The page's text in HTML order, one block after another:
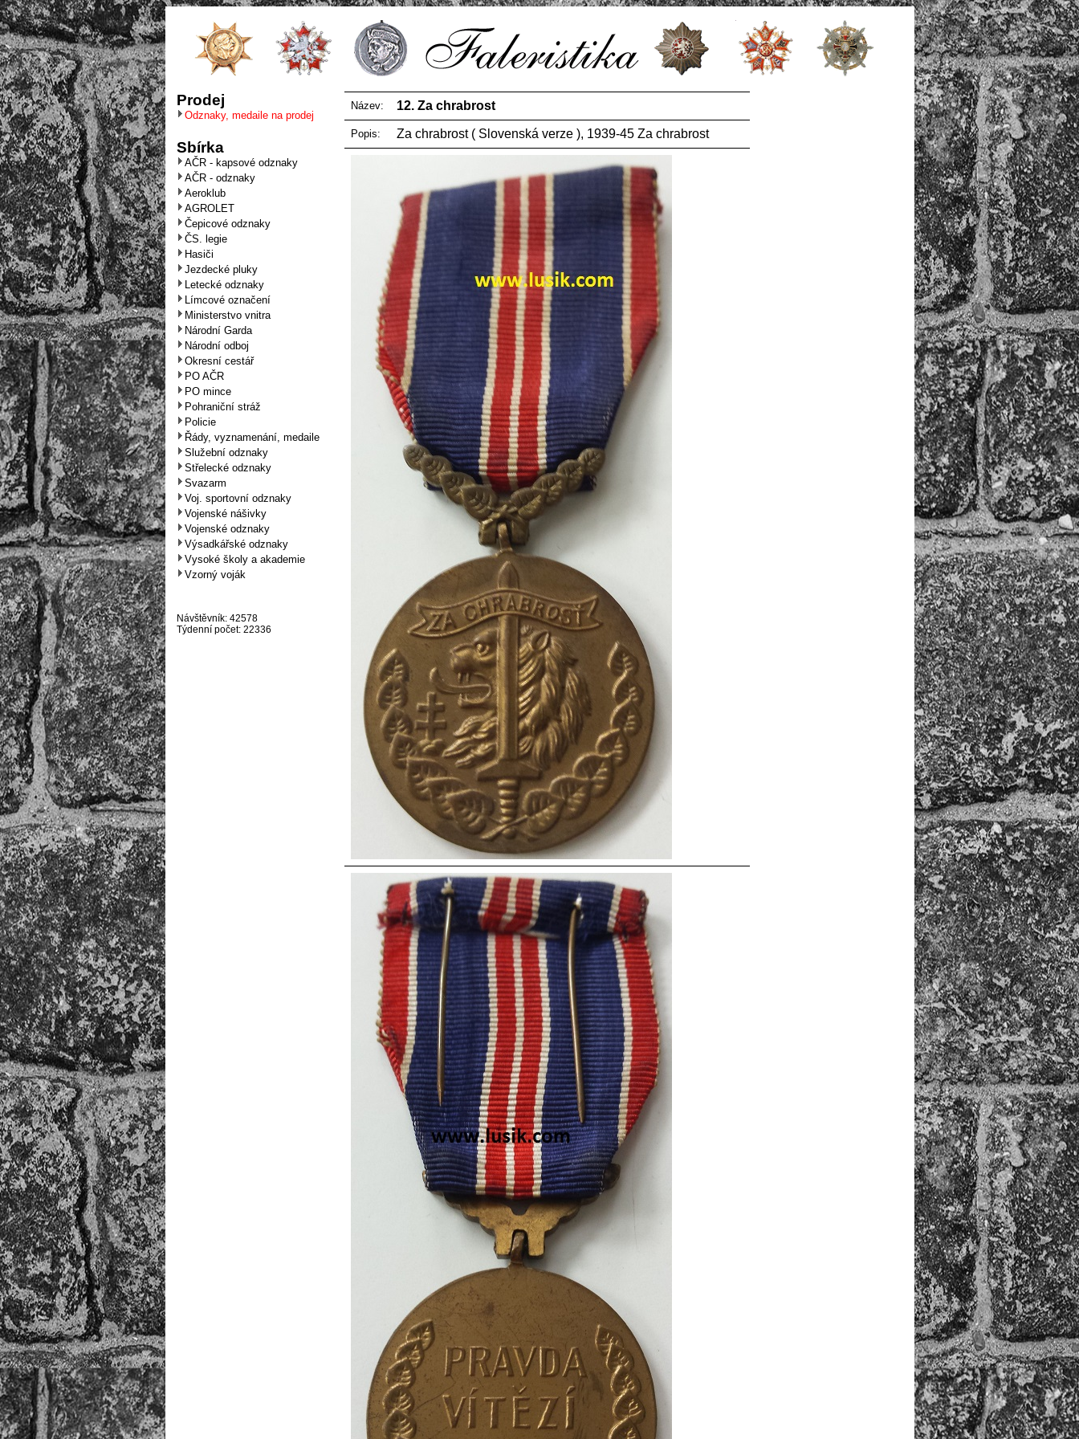
Prodej
Odznaky, medaile na prodej
Sbírka
AČR - kapsové odznaky
AČR - odznaky
Aeroklub
AGROLET
Čepicové odznaky
ČS. legie
Hasiči
Jezdecké pluky
Letecké odznaky
Límcové označení
Ministerstvo vnitra
Národní Garda
Národní odboj
Okresní cestář
PO AČR
PO mince
Pohraniční stráž
Policie
Řády, vyznamenání, medaile
Služební odznaky
Střelecké odznaky
Svazarm
Voj. sportovní odznaky
Vojenské nášivky
Vojenské odznaky
Výsadkářské odznaky
Vysoké školy a akademie
Vzorný voják
Návštěvník: 42578
Týdenní počet: 22336
Název: 12. Za chrabrost
Popis: Za chrabrost ( Slovenská verze ), 1939-45 Za chrabrost